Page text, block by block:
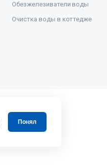
Обезжелезиватели воды
Очистка воды в коттедже
Понял